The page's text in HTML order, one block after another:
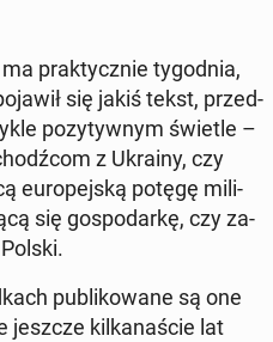
prak­tycz­nie ty­go­dnia,
się jakiś tekst, przed­
po­zy­tyw­nym świetle –
z Ukrainy, czy
eu­ro­pej­ską potęgę mi­li­
się go­spo­dar­kę, czy za­
pu­bli­ko­wa­ne są one
jeszcze kil­ka­na­ście lat